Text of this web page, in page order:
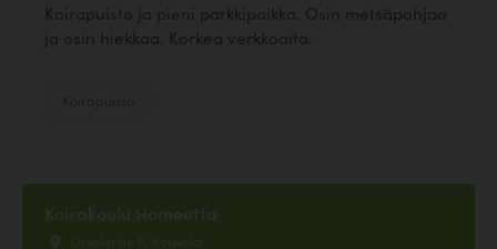
Koirapuisto ja pieni parkkipaikka. Osin metsäpohjaa
ja osin hiekkaa. Korkea verkkoaita.
Koirakoulu Homeetta
Orvokintie 6, Kouvola